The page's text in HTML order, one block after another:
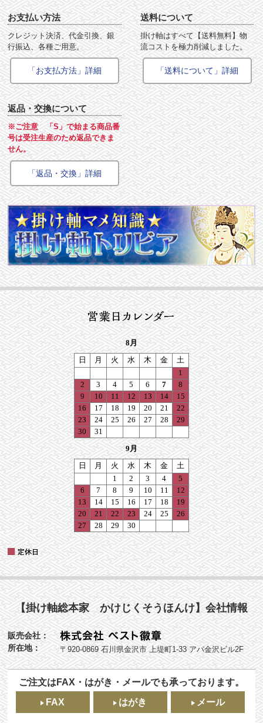
お支払い方法
クレジット決済、代金引換、銀
行振込、各種ご用意。
「お支払方法」詳細
送料について
掛け軸はすべて【送料無料】物
流コストを極力削減しました。
「送料について」詳細
返品・交換について
※ご注意 「S」で始まる商品番
号は受注生産のため返品できま
せん。
「返品・交換」詳細
【掛け軸総本家 かけじくそうほんけ】会社情報
販売会社：
所在地：
〒920-0869 石川県金沢市 上堤町1-33 アパ金沢ビル2F
ご注文はFAX・はがき・メールでも承っております。
FAX
はがき メール